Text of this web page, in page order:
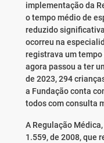
implementação da
o tempo médio de
reduzido
ocorreu na
registrava um tempo
agora passou a ter
de 2023, 294
a Fundação conta
todos com consulta
A Regulação
1.559, de 2008, que